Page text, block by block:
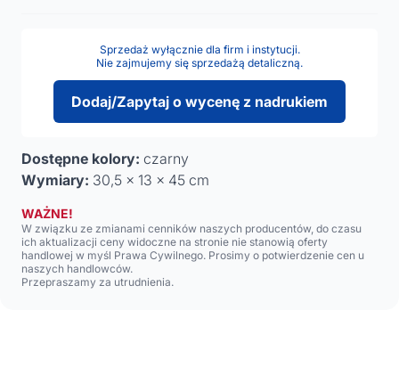
Sprzedaż wyłącznie dla firm i instytucji.
Nie zajmujemy się sprzedażą detaliczną.
Dodaj/Zapytaj o wycenę z nadrukiem
Dostępne kolory: czarny
Wymiary: 30,5 x 13 x 45 cm
WAŻNE!
W związku ze zmianami cenników naszych producentów, do czasu
ich aktualizacji ceny widoczne na stronie nie stanowią oferty
handlowej w myśl Prawa Cywilnego. Prosimy o potwierdzenie cen u
naszych handlowców.
Przepraszamy za utrudnienia.